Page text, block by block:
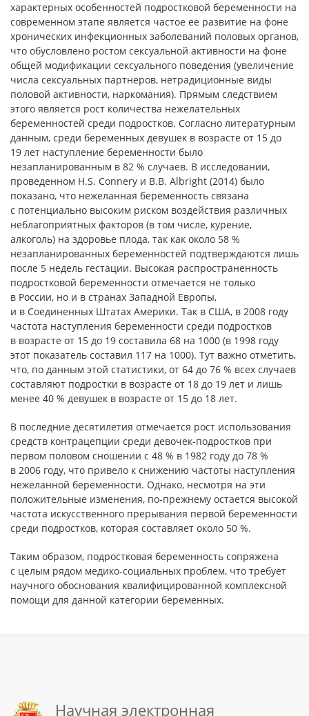
характерных особенностей подростковой беременности на
современном этапе является частое ее развитие на фоне
хронических инфекционных заболеваний половых органов,
что обусловлено ростом сексуальной активности на фоне
общей модификации сексуального поведения (увеличение
числа сексуальных партнеров, нетрадиционные виды
половой активности, наркомания). Прямым следствием
этого является рост количества нежелательных
беременностей среди подростков. Согласно литературным
данным, среди беременных девушек в возрасте от 15 до
19 лет наступление беременности было
незапланированным в 82 % случаев. В исследовании,
проведенном H.S. Connery и B.B. Albright (2014) было
показано, что нежеланная беременность связана
с потенциально высоким риском воздействия различных
неблагоприятных факторов (в том числе, курение,
алкоголь) на здоровье плода, так как около 58 %
незапланированных беременностей подтверждаются лишь
после 5 недель гестации. Высокая распространенность
подростковой беременности отмечается не только
в России, но и в странах Западной Европы,
и в Соединенных Штатах Америки. Так в США, в 2008 году
частота наступления беременности среди подростков
в возрасте от 15 до 19 составила 68 на 1000 (в 1998 году
этот показатель составил 117 на 1000). Тут важно отметить,
что, по данным этой статистики, от 64 до 76 % всех случаев
составляют подростки в возрасте от 18 до 19 лет и лишь
менее 40 % девушек в возрасте от 15 до 18 лет.
В последние десятилетия отмечается рост использования
средств контрацепции среди девочек-подростков при
первом половом сношении с 48 % в 1982 году до 78 %
в 2006 году, что привело к снижению частоты наступления
нежеланной беременности. Однако, несмотря на эти
положительные изменения, по-прежнему остается высокой
частота искусственного прерывания первой беременности
среди подростков, которая составляет около 50 %.
Таким образом, подростковая беременность сопряжена
с целым рядом медико-социальных проблем, что требует
научного обоснования квалифицированной комплексной
помощи для данной категории беременных.
Научная электронная